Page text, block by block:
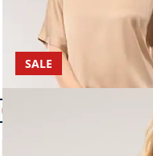
Artikel 12 von 24.
SALE
Bluse mit Blütenstickerei